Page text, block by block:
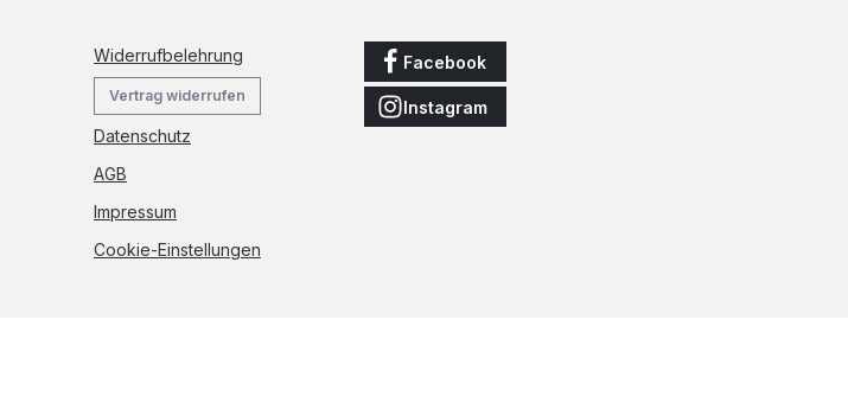
Widerrufbelehrung
Vertrag widerrufen
Datenschutz
AGB
Impressum
Cookie-Einstellungen
Facebook
Instagram